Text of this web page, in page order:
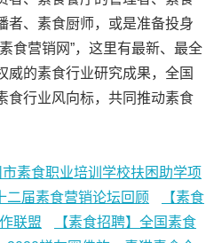
者、素食厨师，或是准备投身
食营销网”，这里有最新、最全
威的素食行业研究成果，全国
食行业风向标，共同推动素食
市素食职业培训学校扶困助学项
二届素食营销论坛回顾
【素食
联盟
【素食招聘】全国素食